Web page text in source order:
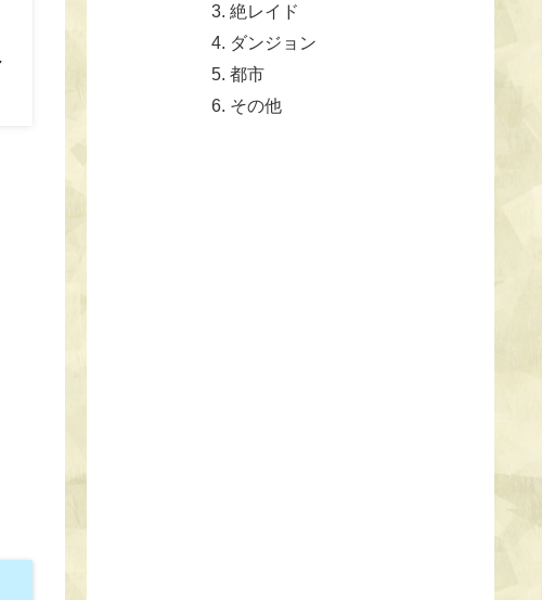
絶レイド
ダンジョン
都市
その他